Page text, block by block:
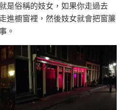
是俗稱的妓女，如果你走過去
進櫥窗裡，然後妓女就會把窗簾
。